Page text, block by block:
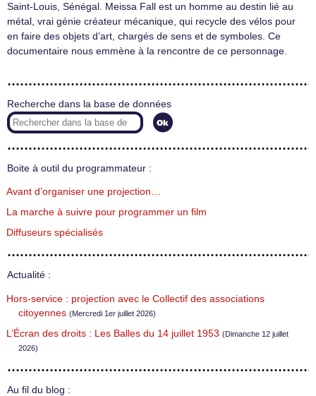
Saint-Louis, Sénégal. Meissa Fall est un homme au destin lié au
métal, vrai génie créateur mécanique, qui recycle des vélos pour
en faire des objets d’art, chargés de sens et de symboles. Ce
documentaire nous emmène à la rencontre de ce personnage.
Recherche dans la base de données
Boite à outil du programmateur :
Avant d’organiser une projection…
La marche à suivre pour programmer un film
Diffuseurs spécialisés
Actualité :
Hors-service : projection avec le Collectif des associations
citoyennes (Mercredi 1er juillet 2026)
L’Écran des droits : Les Balles du 14 juillet 1953 (Dimanche 12 juillet
2026)
Au fil du blog :